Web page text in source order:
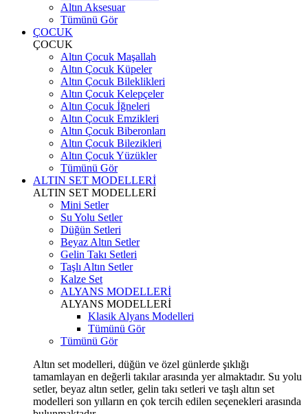
Altın Aksesuar
Tümünü Gör
ÇOCUK
ÇOCUK
Altın Çocuk Maşallah
Altın Çocuk Küpeler
Altın Çocuk Bileklikleri
Altın Çocuk Kelepçeler
Altın Çocuk İğneleri
Altın Çocuk Emzikleri
Altın Çocuk Biberonları
Altın Çocuk Bilezikleri
Altın Çocuk Yüzükler
Tümünü Gör
ALTIN SET MODELLERİ
ALTIN SET MODELLERİ
Mini Setler
Su Yolu Setler
Düğün Setleri
Beyaz Altın Setler
Gelin Takı Setleri
Taşlı Altın Setler
Kalze Set
ALYANS MODELLERİ
ALYANS MODELLERİ
Klasik Alyans Modelleri
Tümünü Gör
Tümünü Gör
Altın set modelleri, düğün ve özel günlerde şıklığı
tamamlayan en değerli takılar arasında yer almaktadır. Su yolu
setler, beyaz altın setler, gelin takı setleri ve taşlı altın set
modelleri son yılların en çok tercih edilen seçenekleri arasında